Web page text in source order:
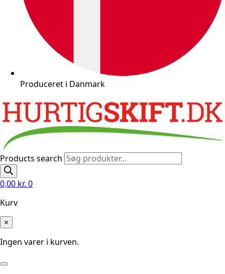
Produceret i Danmark
Products search
0,00 kr. 0
Kurv
×
Ingen varer i kurven.